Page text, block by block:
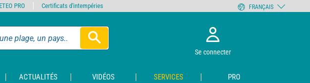
Se connecter
ACTUALITÉS VIDÉOS SERVICES PRO
PRO Certificats d'intempéries FRANÇAIS